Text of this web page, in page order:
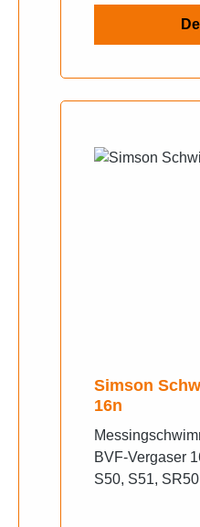
Simson
16n
BVF-Vergaser
S50, S51,